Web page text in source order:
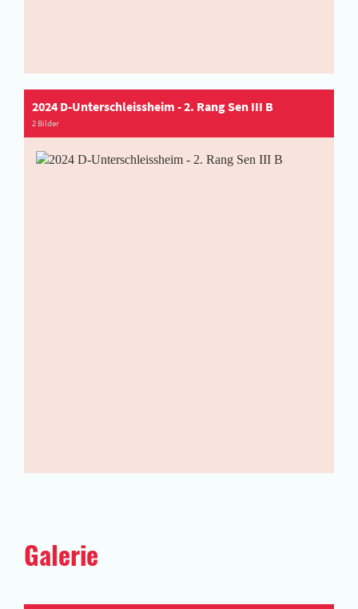
2024 D-Unterschleissheim - 2. Rang Sen III B
2 Bilder
Galerie